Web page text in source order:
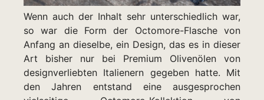
Wenn auch der Inhalt sehr unterschiedlich war,
so war die Form der Octomore-Flasche von
Anfang an dieselbe, ein Design, das es in dieser
Art bisher nur bei Premium Olivenölen von
designverliebten Italienern gegeben hatte. Mit
den Jahren entstand eine ausgesprochen